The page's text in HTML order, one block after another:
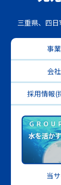
三重県、四
事
会
採用情報(
当